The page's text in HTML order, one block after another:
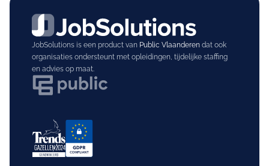
JobSolutions is een product van Public Vlaanderendat ook
organisaties ondersteunt met opleidingen, tijdelijke staffing
en advies op maat.